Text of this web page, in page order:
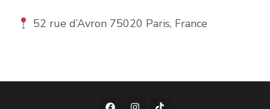
52 rue d’Avron 75020 Paris, France